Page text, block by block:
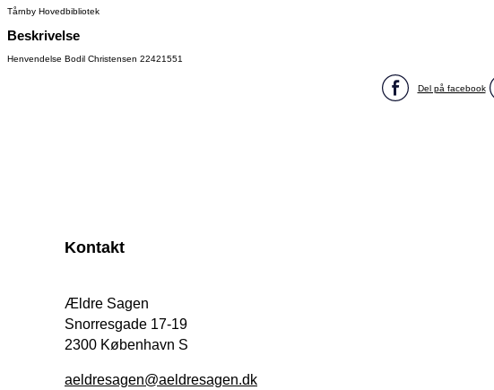
Tårnby Hovedbibliotek
Beskrivelse
Henvendelse Bodil Christensen 22421551
Del på facebook
Kontakt
Ældre Sagen
Snorresgade 17-19
2300 København S
aeldresagen@aeldresagen.dk